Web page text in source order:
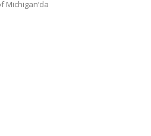
Michigan’da